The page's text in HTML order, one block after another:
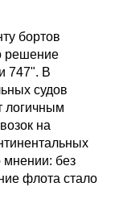
бортов
решение
747". В
судов
логичным
на
мнении: без
флота стало